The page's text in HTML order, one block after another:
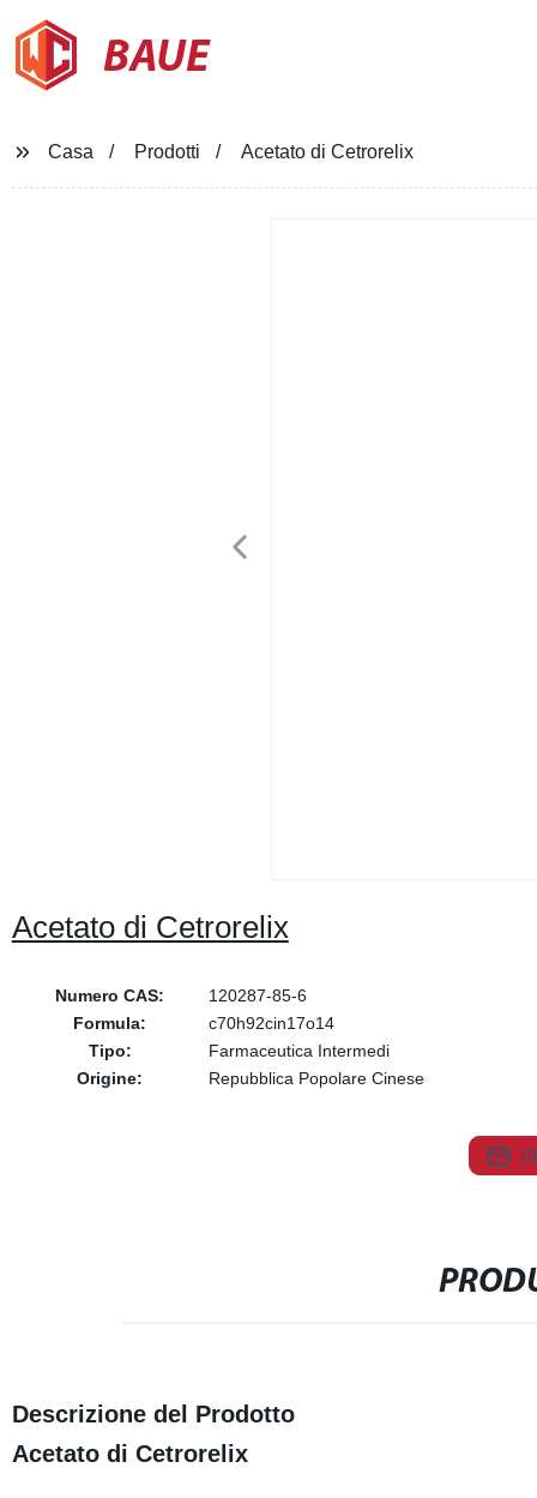
BAUE
Casa Prodotti Acetato di Cetrorelix
Acetato di Cetrorelix
Numero CAS:
120287-85-6
Formula:
c70h92cin17o14
Tipo:
Farmaceutica Intermedi
Origine:
Repubblica Popolare Cinese
Descrizione del Prodotto
Acetato di Cetrorelix